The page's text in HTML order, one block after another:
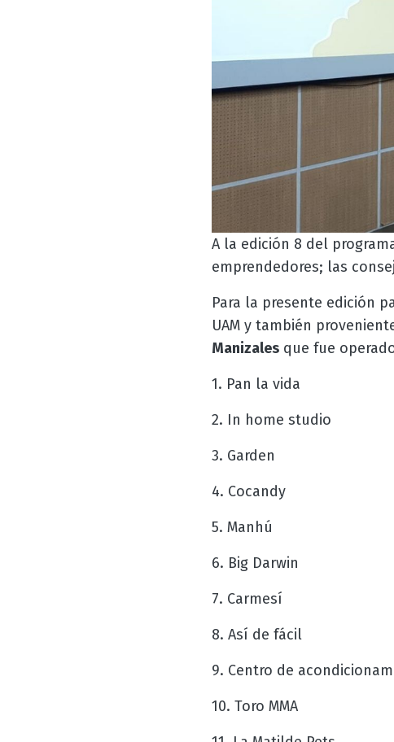
A la edición 8 del
emprendedores; las
Para la presente edición
UAM y también
Manizalesque fue
1. Pan la vida
2. In home studio
3. Garden
4. Cocandy
5. Manhú
6. Big Darwin
7. Carmesí
8. Así de fácil
9. Centro de
10. Toro MMA